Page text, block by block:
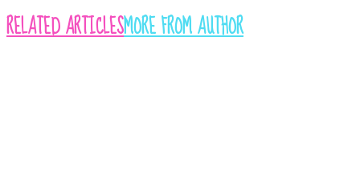
RELATED ARTICLESMORE FROM AUTHOR